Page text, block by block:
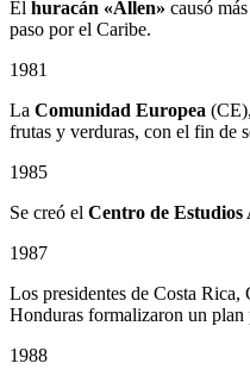
El huracán «Allen» causó
paso por el Caribe.
1981
La Comunidad Europea
frutas y verduras, con el fin de
1985
Se creó el Centro de Estudios
1987
Los presidentes de Costa
Honduras formalizaron un plan
1988